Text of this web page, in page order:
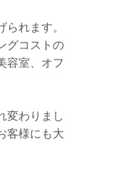
れます。
グコストの
容室、オフ
変わりまし
客様にも大